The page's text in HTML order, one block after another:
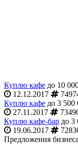
Куплю кафе до 10
12.12.2017
Куплю кафе до 3 500
27.11.2017
Куплю кафе-бар до 3
19.06.2017
Предложения бизнеса